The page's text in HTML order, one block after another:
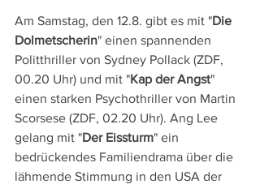
Am Samstag, den 12.8. gibt es mit "Die
Dolmetscherin" einen spannenden
Politthriller von Sydney Pollack (ZDF,
00.20 Uhr) und mit "Kap der Angst"
einen starken Psychothriller von Martin
Scorsese (ZDF, 02.20 Uhr). Ang Lee
gelang mit "Der Eissturm" ein
bedrückendes Familiendrama über die
lähmende Stimmung in den USA der